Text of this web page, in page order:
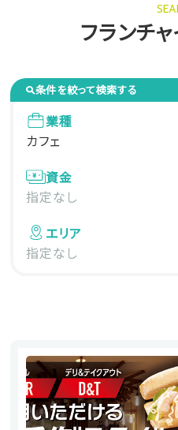
フランチ
条件を絞って検索する
業種
カフェ
資金
指定なし
エリア
指定なし